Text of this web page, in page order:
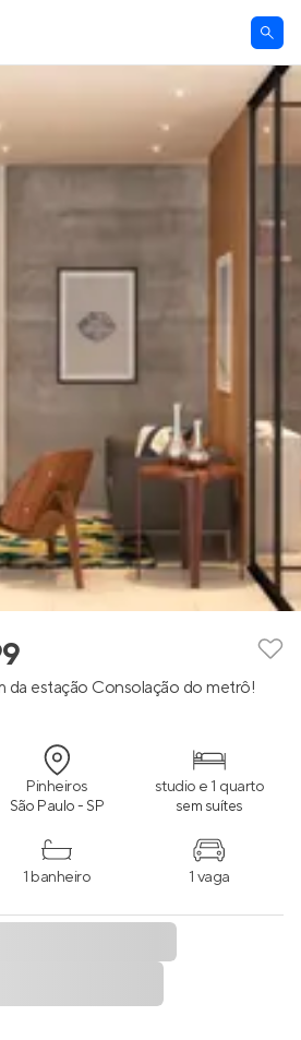
da estação Consolação do metrô!
Pinheiros
São Paulo - SP
studio e 1 quarto
sem suítes
1 banheiro 1 vaga